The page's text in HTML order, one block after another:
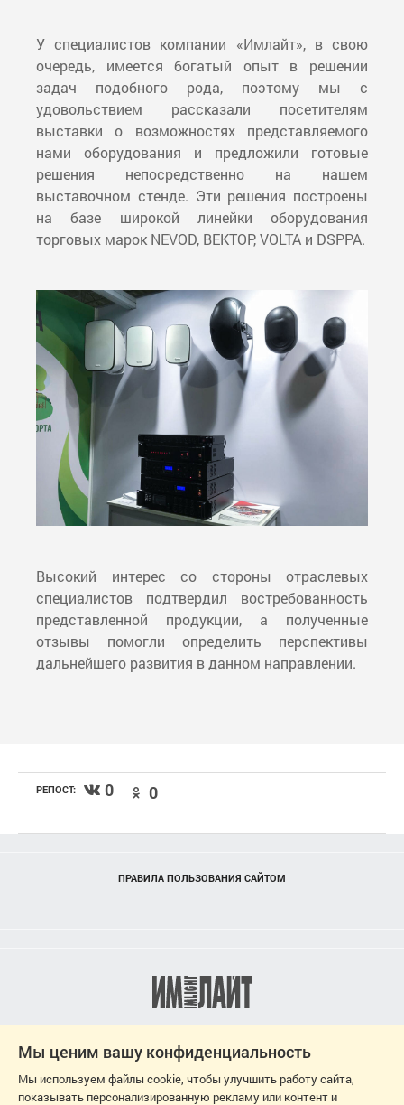
У специалистов компании «Имлайт», в свою
очередь, имеется богатый опыт в решении
задач подобного рода, поэтому мы с
удовольствием рассказали посетителям
выставки о возможностях представляемого
нами оборудования и предложили готовые
решения непосредственно на нашем
выставочном стенде. Эти решения построены
на базе широкой линейки оборудования
торговых марок NEVOD, ВЕКТОР, VOLTA и DSPPA.
Высокий интерес со стороны отраслевых
специалистов подтвердил востребованность
представленной продукции, а полученные
отзывы помогли определить перспективы
дальнейшего развития в данном направлении.
РЕПОСТ: 0 0
ПРАВИЛА ПОЛЬЗОВАНИЯ САЙТОМ
Мы ценим вашу конфиденциальность
Мы используем файлы cookie, чтобы улучшить работу сайта,
показывать персонализированную рекламу или контент и